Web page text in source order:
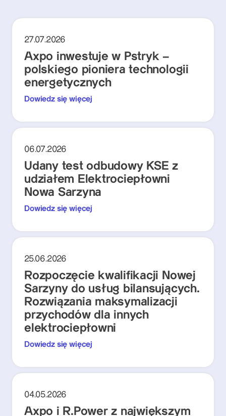
27.07.2026
Axpo inwestuje w Pstryk –
polskiego pioniera technologii
energetycznych
Dowiedz się więcej
06.07.2026
Udany test odbudowy KSE z
udziałem Elektrociepłowni
Nowa Sarzyna
Dowiedz się więcej
25.06.2026
Rozpoczęcie kwalifikacji Nowej
Sarzyny do usług bilansujących.
Rozwiązania maksymalizacji
przychodów dla innych
elektrociepłowni
Dowiedz się więcej
04.05.2026
Axpo i R.Power z największym